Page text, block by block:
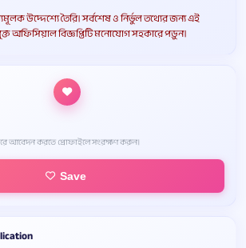
উদ্দেশ্যে তৈরি। সর্বশেষ ও নির্ভুল তথ্যের জন্য এই
অফিসিয়াল বিজ্ঞপ্তিটি মনোযোগ সহকারে পড়ুন।
আবেদন করতে প্রোফাইলে সংরক্ষণ করুন।
Save